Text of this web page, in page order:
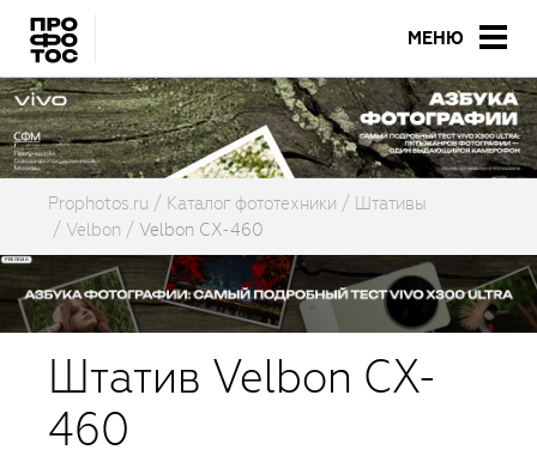
МЕНЮ
Prophotos.ru Каталог фототехники
Штативы
Velbon
Velbon CX-460
Штатив Velbon CX-
460